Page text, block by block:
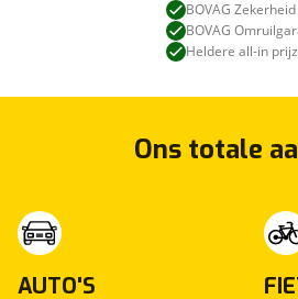
stuurbekrachtiging
uitstap waarschuwing
verkeersbord detectie
zij airbag(s) voor
BOVAG Zekerheid
BOVAG
Heldere all-in
Ons totale
AUTO'S